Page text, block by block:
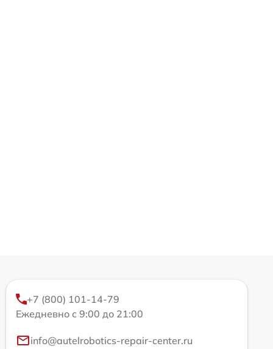
+7 (800) 101-14-79
Ежедневно с 9:00 до 21:00
info@autelrobotics-repair-center.ru